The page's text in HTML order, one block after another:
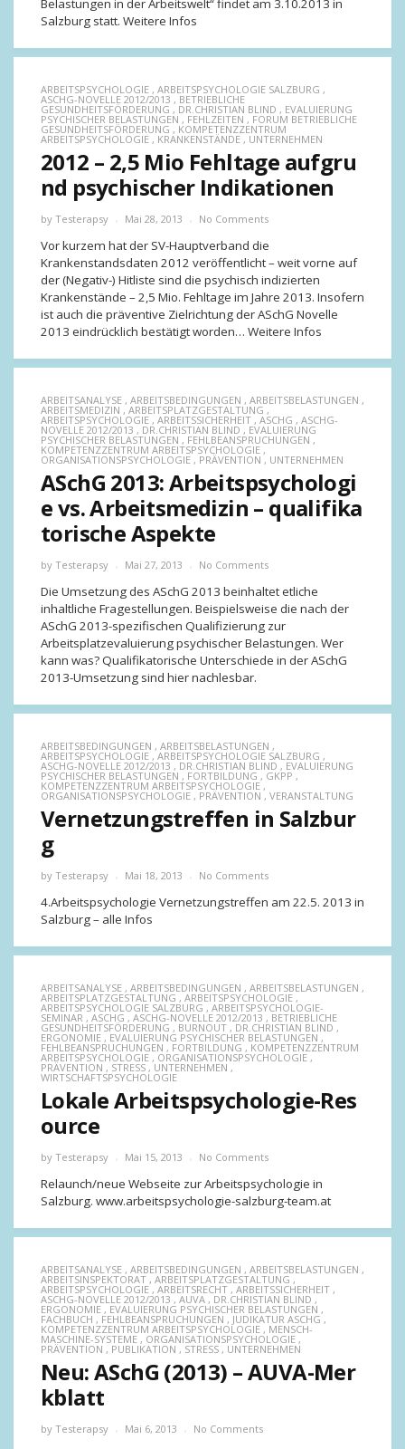
Belastungen in der Arbeitswelt“ findet am 3.10.2013 in
Salzburg statt. Weitere Infos
ARBEITSPSYCHOLOGIE , ARBEITSPSYCHOLOGIE SALZBURG ,
ASCHG-NOVELLE 2012/2013 , BETRIEBLICHE
GESUNDHEITSFÖRDERUNG , DR.CHRISTIAN BLIND , EVALUIERUNG
PSYCHISCHER BELASTUNGEN , FEHLZEITEN , FORUM BETRIEBLICHE
GESUNDHEITSFÖRDERUNG , KOMPETENZZENTRUM
ARBEITSPSYCHOLOGIE , KRANKENSTÄNDE , UNTERNEHMEN
2012 – 2,5 Mio Fehltage aufgru
nd psychischer Indikationen
by Testerapsy Mai 28, 2013 No Comments
Vor kurzem hat der SV-Hauptverband die
Krankenstandsdaten 2012 veröffentlicht – weit vorne auf
der (Negativ-) Hitliste sind die psychisch indizierten
Krankenstände – 2,5 Mio. Fehltage im Jahre 2013. Insofern
ist auch die präventive Zielrichtung der ASchG Novelle
2013 eindrücklich bestätigt worden… Weitere Infos
ARBEITSANALYSE , ARBEITSBEDINGUNGEN , ARBEITSBELASTUNGEN ,
ARBEITSMEDIZIN , ARBEITSPLATZGESTALTUNG ,
ARBEITSPSYCHOLOGIE , ARBEITSSICHERHEIT , ASCHG , ASCHG-
NOVELLE 2012/2013 , DR.CHRISTIAN BLIND , EVALUIERUNG
PSYCHISCHER BELASTUNGEN , FEHLBEANSPRUCHUNGEN ,
KOMPETENZZENTRUM ARBEITSPSYCHOLOGIE ,
ORGANISATIONSPSYCHOLOGIE , PRÄVENTION , UNTERNEHMEN
ASchG 2013: Arbeitspsychologi
e vs. Arbeitsmedizin – qualifika
torische Aspekte
by Testerapsy Mai 27, 2013 No Comments
Die Umsetzung des ASchG 2013 beinhaltet etliche
inhaltliche Fragestellungen. Beispielsweise die nach der
ASchG 2013-spezifischen Qualifizierung zur
Arbeitsplatzevaluierung psychischer Belastungen. Wer
kann was? Qualifikatorische Unterschiede in der ASchG
2013-Umsetzung sind hier nachlesbar.
ARBEITSBEDINGUNGEN , ARBEITSBELASTUNGEN ,
ARBEITSPSYCHOLOGIE , ARBEITSPSYCHOLOGIE SALZBURG ,
ASCHG-NOVELLE 2012/2013 , DR.CHRISTIAN BLIND , EVALUIERUNG
PSYCHISCHER BELASTUNGEN , FORTBILDUNG , GKPP ,
KOMPETENZZENTRUM ARBEITSPSYCHOLOGIE ,
ORGANISATIONSPSYCHOLOGIE , PRÄVENTION , VERANSTALTUNG
Vernetzungstreffen in Salzbur
g
by Testerapsy Mai 18, 2013 No Comments
4.Arbeitspsychologie Vernetzungstreffen am 22.5. 2013 in
Salzburg – alle Infos
ARBEITSANALYSE , ARBEITSBEDINGUNGEN , ARBEITSBELASTUNGEN ,
ARBEITSPLATZGESTALTUNG , ARBEITSPSYCHOLOGIE ,
ARBEITSPSYCHOLOGIE SALZBURG , ARBEITSPSYCHOLOGIE-
SEMINAR , ASCHG , ASCHG-NOVELLE 2012/2013 , BETRIEBLICHE
GESUNDHEITSFÖRDERUNG , BURNOUT , DR.CHRISTIAN BLIND ,
ERGONOMIE , EVALUIERUNG PSYCHISCHER BELASTUNGEN ,
FEHLBEANSPRUCHUNGEN , FORTBILDUNG , KOMPETENZZENTRUM
ARBEITSPSYCHOLOGIE , ORGANISATIONSPSYCHOLOGIE ,
PRÄVENTION , STRESS , UNTERNEHMEN ,
WIRTSCHAFTSPSYCHOLOGIE
Lokale Arbeitspsychologie-Res
ource
by Testerapsy Mai 15, 2013 No Comments
Relaunch/neue Webseite zur Arbeitspsychologie in
Salzburg. www.arbeitspsychologie-salzburg-team.at
ARBEITSANALYSE , ARBEITSBEDINGUNGEN , ARBEITSBELASTUNGEN ,
ARBEITSINSPEKTORAT , ARBEITSPLATZGESTALTUNG ,
ARBEITSPSYCHOLOGIE , ARBEITSRECHT , ARBEITSSICHERHEIT ,
ASCHG-NOVELLE 2012/2013 , AUVA , DR.CHRISTIAN BLIND ,
ERGONOMIE , EVALUIERUNG PSYCHISCHER BELASTUNGEN ,
FACHBUCH , FEHLBEANSPRUCHUNGEN , JUDIKATUR ASCHG ,
KOMPETENZZENTRUM ARBEITSPSYCHOLOGIE , MENSCH-
MASCHINE-SYSTEME , ORGANISATIONSPSYCHOLOGIE ,
PRÄVENTION , PUBLIKATION , STRESS , UNTERNEHMEN
Neu: ASchG (2013) – AUVA-Mer
kblatt
by Testerapsy Mai 6, 2013 No Comments